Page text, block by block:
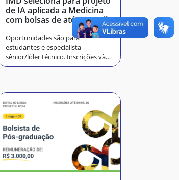
de IA aplicada a Medicina
com bolsas de até R$ 5 mil
Oportunidades são para
estudantes e especialista
sênior/líder técnico. Inscrições vão
até amanhã